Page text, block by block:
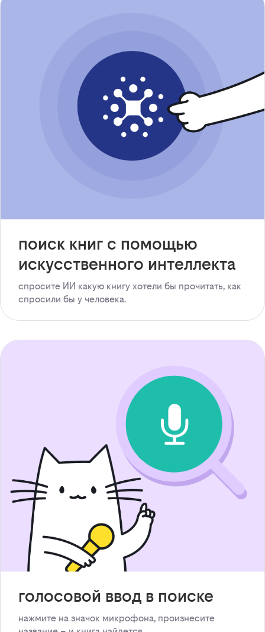
поиск книг с помощью
искусственного интеллекта
спросите ИИ какую книгу хотели бы прочитать, как
спросили бы у человека.
голосовой ввод в поиске
нажмите на значок микрофона, произнесите